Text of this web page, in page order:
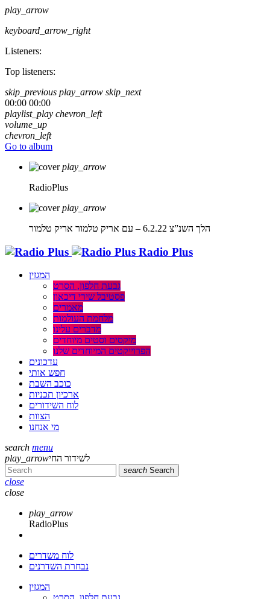
play_arrow
keyboard_arrow_right
Listeners:
Top listeners:
skip_previous play_arrow skip_next
00:00 00:00
playlist_play chevron_left
volume_up
chevron_left
Go to album
play_arrow
RadioPlus
play_arrow
הלך השנ”צ 6.2.22 – עם אריק טלמור
אריק טלמור
Radio Plus
המגזין
גבעת חלפון, הסרט
פסטיבל שירי דיכאון
מאמרים
מלחמת העולמות
מדברים עלינו
מיקסים וסטים מיוחדים
הפרוייקטים המיוחדים שלנו
עדכונים
חפש אותי
כוכב השבת
ארכיון תכניות
לוח השידורים
הצוות
מי אנחנו
search menu
play_arrowלשידור החי
search Search
close
close
play_arrow
RadioPlus
לוח משדרים
נבחרת השדרנים
המגזין